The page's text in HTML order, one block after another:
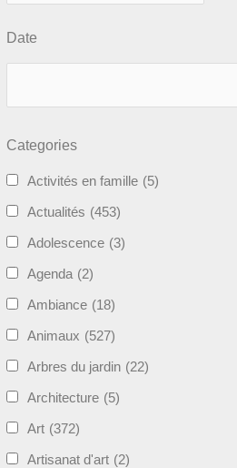
Date
Categories
Activités en famille (5)
Actualités (453)
Adolescence (3)
Agenda (2)
Ambiance (18)
Animaux (527)
Arbres du jardin (22)
Architecture (5)
Art (372)
Artisanat d'art (2)